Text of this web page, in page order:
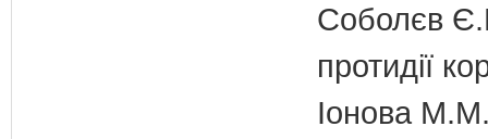
Соболєв
протидії
Іонова М.М.